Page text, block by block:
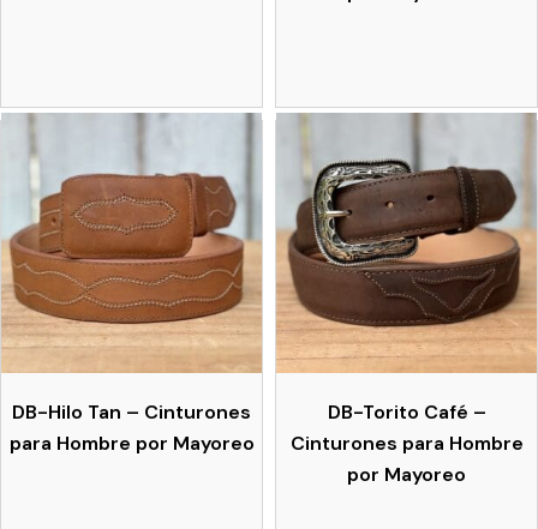
DB-Hilo Tan – Cinturones
para Hombre por Mayoreo
DB-Torito Café –
Cinturones para Hombre
por Mayoreo